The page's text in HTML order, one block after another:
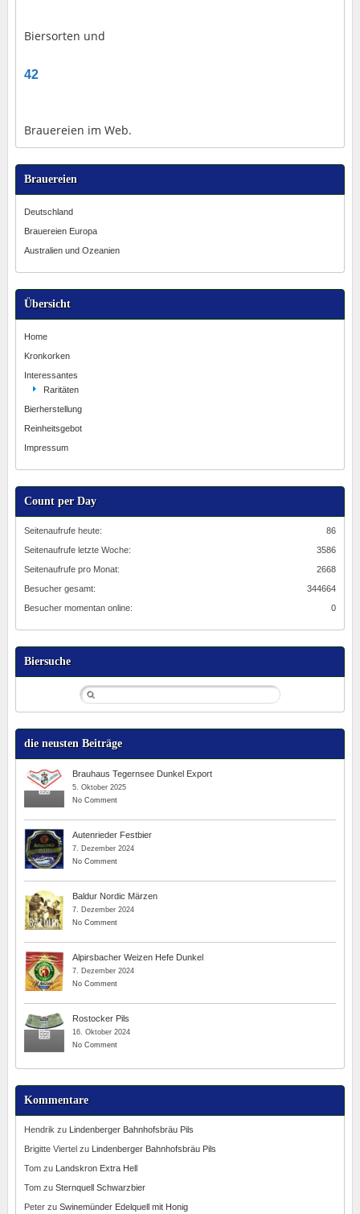
Biersorten und
42
Brauereien im Web.
Brauereien
Deutschland
Brauereien Europa
Australien und Ozeanien
Übersicht
Home
Kronkorken
Interessantes
Raritäten
Bierherstellung
Reinheitsgebot
Impressum
Count per Day
86
Seitenaufrufe heute:
3586
Seitenaufrufe letzte Woche:
2668
Seitenaufrufe pro Monat:
344664
Besucher gesamt:
0
Besucher momentan online:
Biersuche
die neusten Beiträge
Brauhaus Tegernsee Dunkel Export
5. Oktober 2025
No Comment
Autenrieder Festbier
7. Dezember 2024
No Comment
Baldur Nordic Märzen
7. Dezember 2024
No Comment
Alpirsbacher Weizen Hefe Dunkel
7. Dezember 2024
No Comment
Rostocker Pils
16. Oktober 2024
No Comment
Kommentare
Hendrik zu Lindenberger Bahnhofsbräu Pils
Brigitte Viertelzu Lindenberger Bahnhofsbräu Pils
Tomzu Landskron Extra Hell
Tomzu Sternquell Schwarzbier
Peterzu Swinemünder Edelquell mit Honig